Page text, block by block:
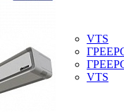
VTS
VTS